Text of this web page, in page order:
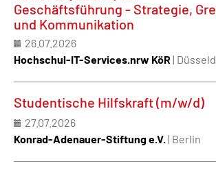
Geschäftsführung - Strategie,
und Kommunikation
26.07.2026
Hochschul-IT-Services.nrw KöR|
Studentische Hilfskraft (m/w/d)
27.07.2026
Konrad-Adenauer-Stiftung e.V.| Berlin